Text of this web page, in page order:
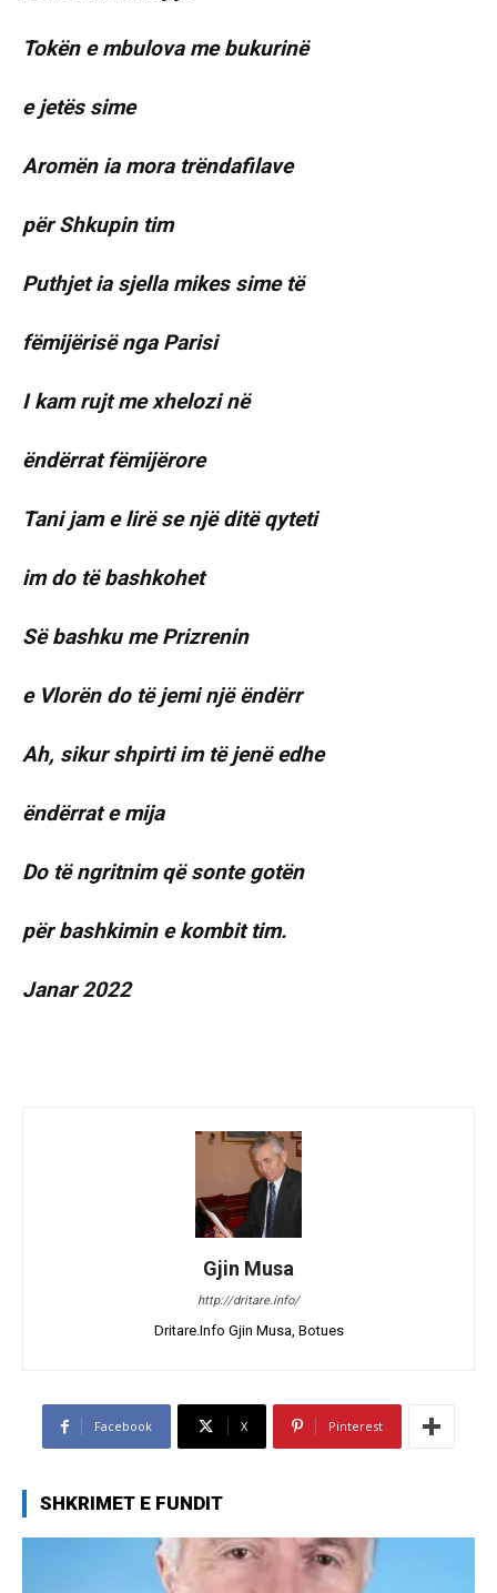
Tokën e mbulova me bukurinë
e jetës sime
Aromën ia mora trëndafilave
për Shkupin tim
Puthjet ia sjella mikes sime të
fëmijërisë nga Parisi
I kam rujt me xhelozi në
ëndërrat fëmijërore
Tani jam e lirë se një ditë qyteti
im do të bashkohet
Së bashku me Prizrenin
e Vlorën do të jemi një ëndërr
Ah, sikur shpirti im të jenë edhe
ëndërrat e mija
Do të ngritnim që sonte gotën
për bashkimin e kombit tim.
Janar 2022
Gjin Musa
http://dritare.info/
Dritare.Info Gjin Musa, Botues
Facebook X Pinterest
SHKRIMET E FUNDIT